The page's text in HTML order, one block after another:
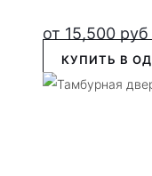
от 15,500 руб
КУПИТЬ В